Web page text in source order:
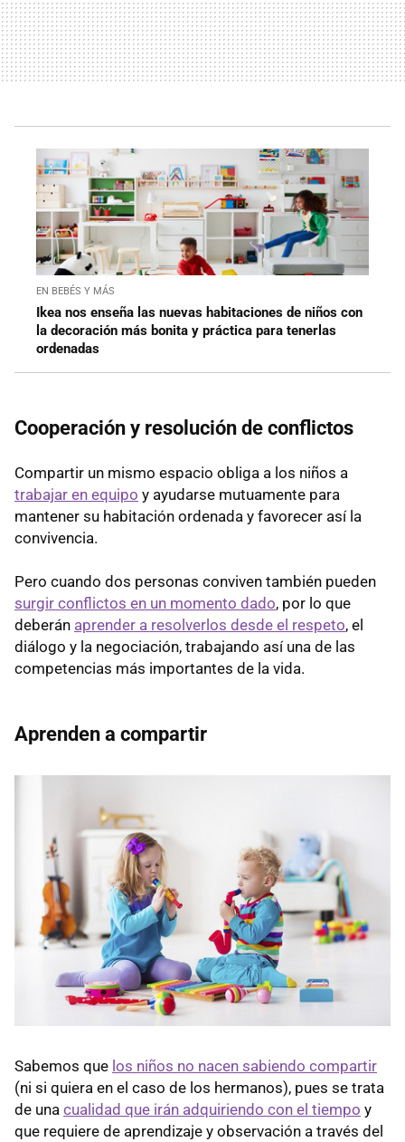
EN BEBÉS Y MÁS
Ikea nos enseña las nuevas habitaciones de niños con
la decoración más bonita y práctica para tenerlas
ordenadas
Cooperación y resolución de conflictos
Compartir un mismo espacio obliga a los niños a
trabajar en equipo y ayudarse mutuamente para
mantener su habitación ordenada y favorecer así la
convivencia.
Pero cuando dos personas conviven también pueden
surgir conflictos en un momento dado, por lo que
deberán aprender a resolverlos desde el respeto, el
diálogo y la negociación, trabajando así una de las
competencias más importantes de la vida.
Aprenden a compartir
Sabemos que los niños no nacen sabiendo compartir
(ni si quiera en el caso de los hermanos), pues se trata
de una cualidad que irán adquiriendo con el tiempo y
que requiere de aprendizaje y observación a través del